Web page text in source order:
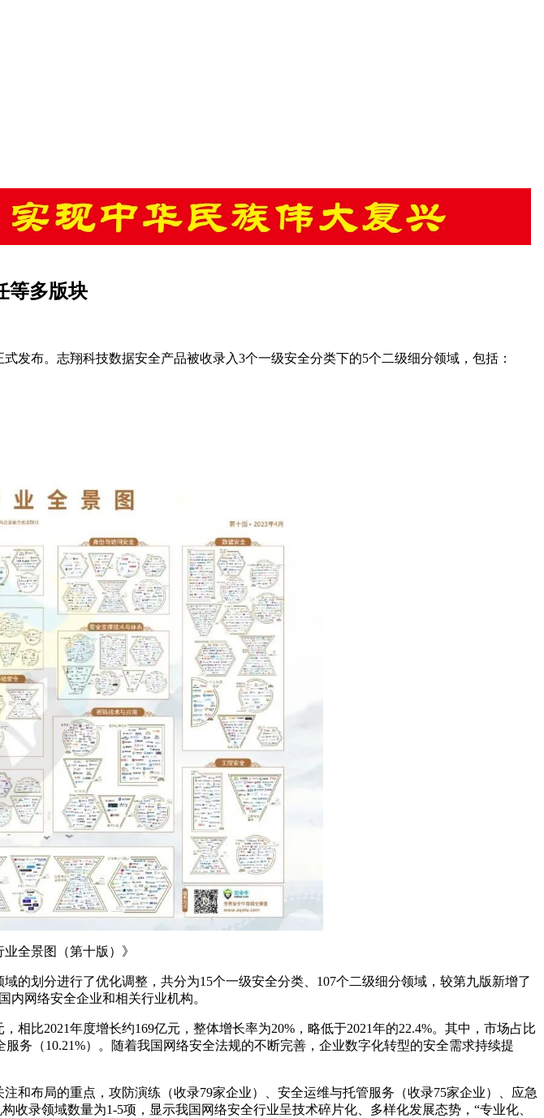
等多版块
发布。志翔科技数据安全产品被收录入3个一级安全分类下的5个二级细分领域，包括：
全景图（第十版）》
的划分进行了优化调整，共分为15个一级安全分类、107个二级细分领域，较第九版新增了
内网络安全企业和相关行业机构。
比2021年度增长约169亿元，整体增长率为20%，略低于2021年的22.4%。其中，市场占比
务（10.21%）。随着我国网络安全法规的不断完善，企业数字化转型的安全需求持续提
和布局的重点，攻防演练（收录79家企业）、安全运维与托管服务（收录75家企业）、应急
录领域数量为1-5项，显示我国网络安全行业呈技术碎片化、多样化发展态势，“专业化、